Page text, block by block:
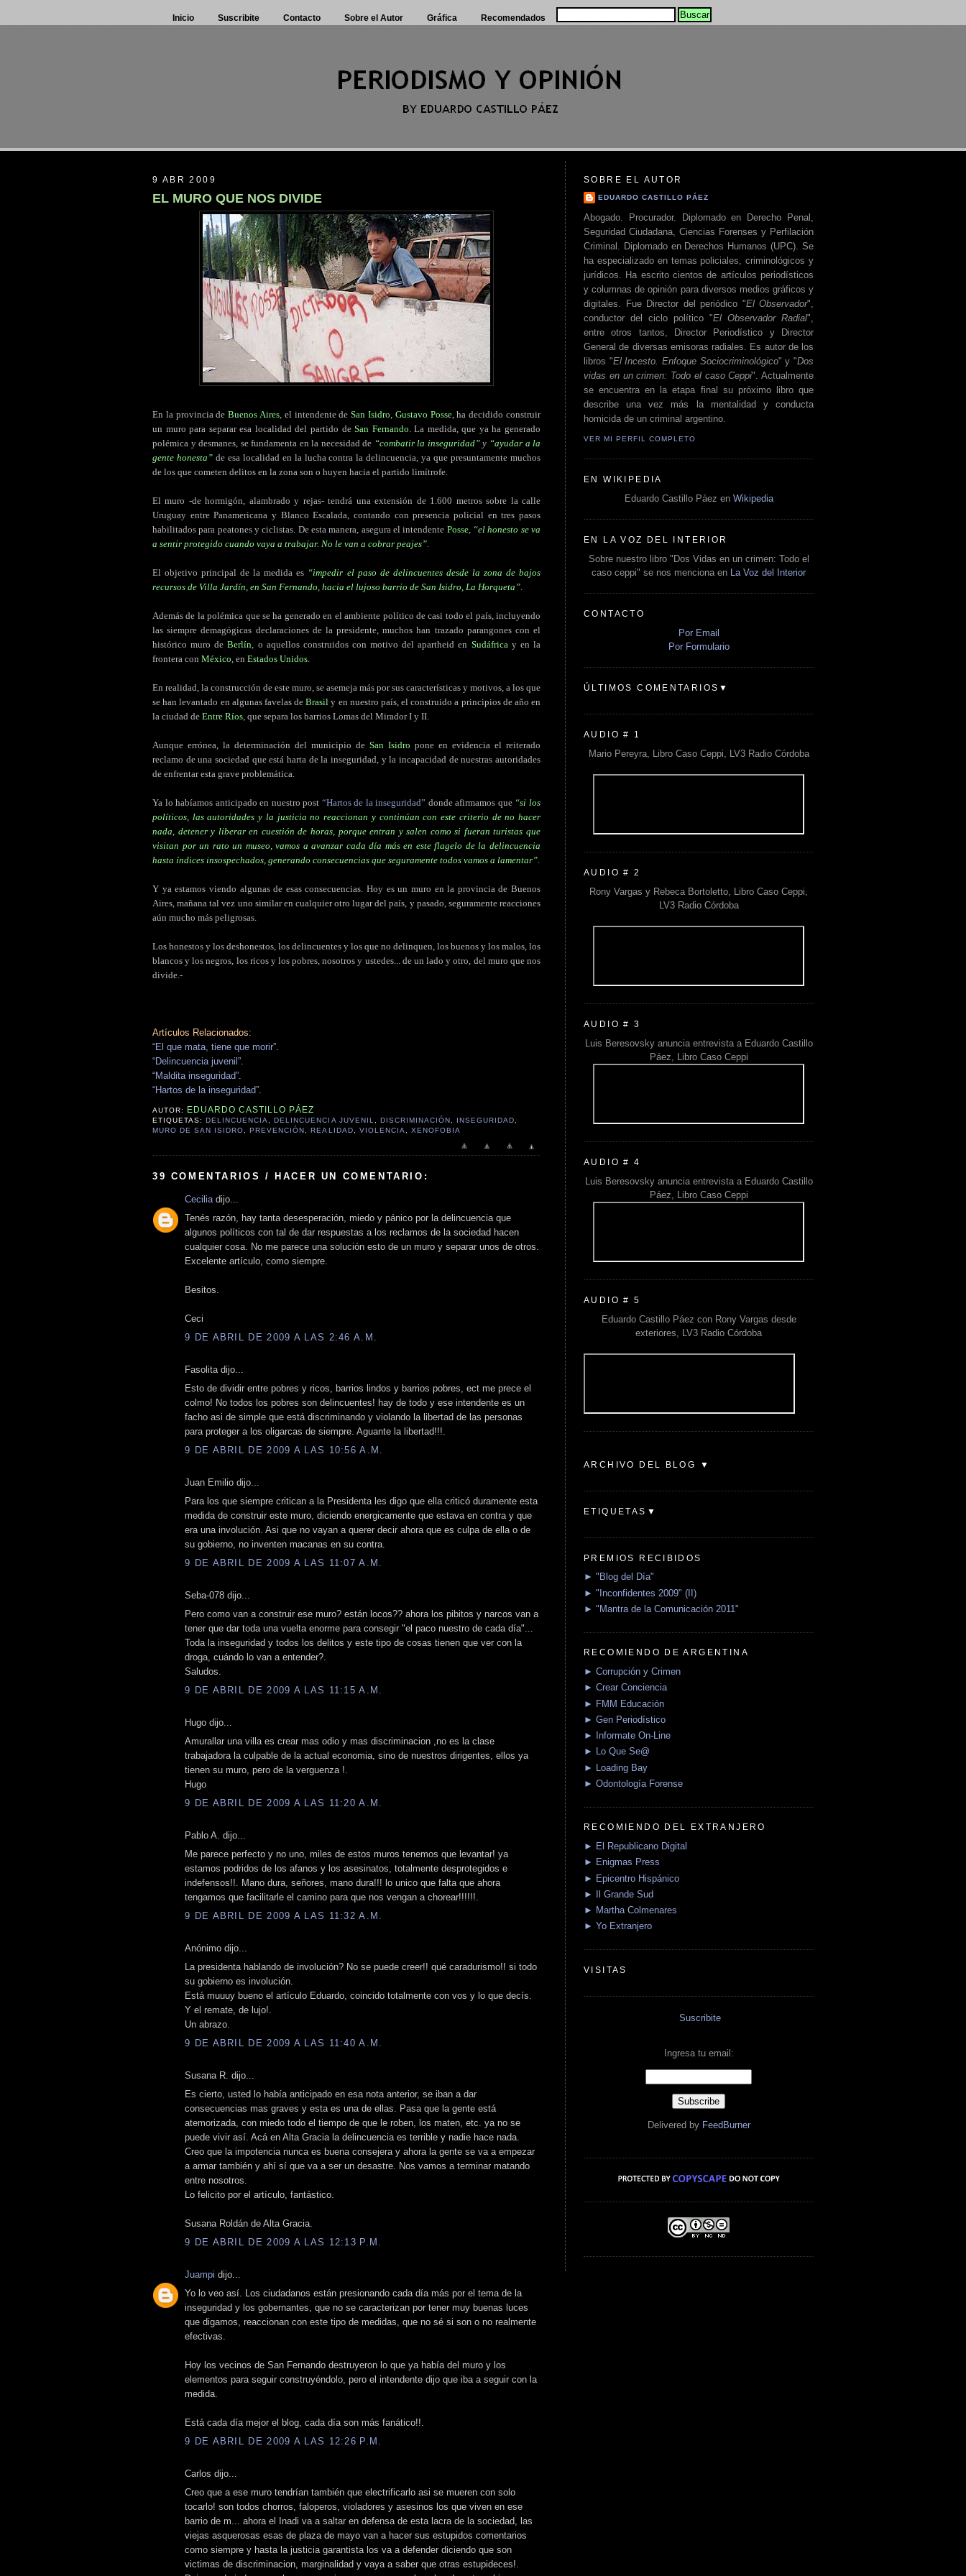
Inicio Suscribite Contacto Sobre el Autor Gráfica Recomendados
9 ABR 2009
EL MURO QUE NOS DIVIDE
En la provincia deBuenos Aires, el intendente deSan Isidro, Gustavo Posse, ha decidido construir
un muro para separar esa localidad del partido deSan Fernando. La medida, que ya ha generado
polémica y desmanes, se fundamenta en la necesidad de “combatir la inseguridad”y “ayudar a la
gente honesta”de esa localidad en la lucha contra la delincuencia, ya que presuntamente muchos
de los que cometen delitos en la zona son o huyen hacia el partido limítrofe.
El muro -de hormigón, alambrado y rejas- tendrá una extensión de 1.600 metros sobre la calle
Uruguay entre Panamericana y Blanco Escalada, contando con presencia policial en tres pasos
habilitados para peatones y ciclistas. De esta manera, asegura el intendente Posse, “el honesto se va
a sentir protegido cuando vaya a trabajar. No le van a cobrar peajes”.
El objetivo principal de la medida es “impedir el paso de delincuentes desde la zona de bajos
recursos de Villa Jardín, en San Fernando, hacia el lujoso barrio de San Isidro, La Horqueta”.
Además de la polémica que se ha generado en el ambiente político de casi todo el país, incluyendo
las siempre demagógicas declaraciones de la presidente, muchos han trazado parangones con el
histórico muro deBerlín, o aquellos construidos con motivo del apartheid en Sudáfricay en la
frontera con México, en Estados Unidos.
En realidad, la construcción de este muro, se asemeja más por sus características y motivos, a los que
se han levantado en algunas favelas deBrasil y en nuestro país, el construido a principios de año en
la ciudad de Entre Ríos, que separa los barrios Lomas del Mirador I y II.
Aunque errónea, la determinación del municipio de San Isidro pone en evidencia el reiterado
reclamo de una sociedad que está harta de la inseguridad, y la incapacidad de nuestras autoridades
de enfrentar esta grave problemática.
Ya lo habíamos anticipado en nuestro post “Hartos de la inseguridad” donde afirmamos que “si los
políticos, las autoridades y la justicia no reaccionan y continúan con este criterio de no hacer
nada, detener y liberar en cuestión de horas, porque entran y salen como si fueran turistas que
visitan por un rato un museo, vamos a avanzar cada día más en este flagelo de la delincuencia
hasta índices insospechados, generando consecuencias que seguramente todos vamos a lamentar”.
Y ya estamos viendo algunas de esas consecuencias. Hoy es un muro en la provincia de Buenos
Aires, mañana tal vez uno similar en cualquier otro lugar del país, y pasado, seguramente reacciones
aún mucho más peligrosas.
Los honestos y los deshonestos, los delincuentes y los que no delinquen, los buenos y los malos, los
blancos y los negros, los ricos y los pobres, nosotros y ustedes... de un lado y otro, del muro que nos
divide.-
Artículos Relacionados:
“El que mata, tiene que morir”.
“Delincuencia juvenil”.
“Maldita inseguridad”.
“Hartos de la inseguridad”.
AUTOR: EDUARDO CASTILLO PÁEZ
ETIQUETAS:DELINCUENCIA ,DELINCUENCIA JUVENIL DISCRIMINACIÓN INSEGURIDAD
MURO DE SAN ISIDRO
,PREVENCIÓN ,REALIDAD VIOLENCIA XENOFOBIA
39 COMENTARIOS / HACER UN COMENTARIO:
Cecilia dijo...
Tenés razón, hay tanta desesperación, miedo y pánico por la delincuencia que
algunos políticos con tal de dar respuestas a los reclamos de la sociedad hacen
cualquier cosa. No me parece una solución esto de un muro y separar unos de otros.
Excelente artículo, como siempre.
Besitos.
Ceci
9 DE ABRIL DE 2009 A LAS 2:46 A.M.
Fasolita dijo...
Esto de dividir entre pobres y ricos, barrios lindos y barrios pobres, ect me prece el
colmo! No todos los pobres son delincuentes! hay de todo y ese intendente es un
facho asi de simple que está discriminando y violando la libertad de las personas
para proteger a los oligarcas de siempre. Aguante la libertad!!!.
9 DE ABRIL DE 2009 A LAS 10:56 A.M.
Juan Emilio dijo...
Para los que siempre critican a la Presidenta les digo que ella criticó duramente esta
medida de construir este muro, diciendo energicamente que estava en contra y que
era una involución. Asi que no vayan a querer decir ahora que es culpa de ella o de
su gobierno, no inventen macanas en su contra.
9 DE ABRIL DE 2009 A LAS 11:07 A.M.
Seba-078 dijo...
Pero como van a construir ese muro? están locos?? ahora los pibitos y narcos van a
tener que dar toda una vuelta enorme para consegir "el paco nuestro de cada día"...
Toda la inseguridad y todos los delitos y este tipo de cosas tienen que ver con la
droga, cuándo lo van a entender?.
Saludos.
9 DE ABRIL DE 2009 A LAS 11:15 A.M.
Hugo dijo...
Amurallar una villa es crear mas odio y mas discriminacion ,no es la clase
trabajadora la culpable de la actual economia, sino de nuestros dirigentes, ellos ya
tienen su muro, pero de la verguenza !.
Hugo
9 DE ABRIL DE 2009 A LAS 11:20 A.M.
Pablo A. dijo...
Me parece perfecto y no uno, miles de estos muros tenemos que levantar! ya
estamos podridos de los afanos y los asesinatos, totalmente desprotegidos e
indefensos!!. Mano dura, señores, mano dura!!! lo unico que falta que ahora
tengamos que facilitarle el camino para que nos vengan a chorear!!!!!!.
9 DE ABRIL DE 2009 A LAS 11:32 A.M.
Anónimo dijo...
La presidenta hablando de involución? No se puede creer!! qué caradurismo!! si todo
su gobierno es involución.
Está muuuy bueno el artículo Eduardo, coincido totalmente con vos y lo que decís.
Y el remate, de lujo!.
Un abrazo.
9 DE ABRIL DE 2009 A LAS 11:40 A.M.
Susana R. dijo...
Es cierto, usted lo había anticipado en esa nota anterior, se iban a dar
consecuencias mas graves y esta es una de ellas. Pasa que la gente está
atemorizada, con miedo todo el tiempo de que le roben, los maten, etc. ya no se
puede vivir así. Acá en Alta Gracia la delincuencia es terrible y nadie hace nada.
Creo que la impotencia nunca es buena consejera y ahora la gente se va a empezar
a armar también y ahí sí que va a ser un desastre. Nos vamos a terminar matando
entre nosotros.
Lo felicito por el artículo, fantástico.
Susana Roldán de Alta Gracia.
9 DE ABRIL DE 2009 A LAS 12:13 P.M.
Juampi dijo...
Yo lo veo así. Los ciudadanos están presionando cada día más por el tema de la
inseguridad y los gobernantes, que no se caracterizan por tener muy buenas luces
que digamos, reaccionan con este tipo de medidas, que no sé si son o no realmente
efectivas.
Hoy los vecinos de San Fernando destruyeron lo que ya había del muro y los
elementos para seguir construyéndolo, pero el intendente dijo que iba a seguir con la
medida.
Está cada día mejor el blog, cada día son más fanático!!.
9 DE ABRIL DE 2009 A LAS 12:26 P.M.
Carlos dijo...
Creo que a ese muro tendrían también que electrificarlo asi se mueren con solo
tocarlo! son todos chorros, faloperos, violadores y asesinos los que viven en ese
barrio de m... ahora el Inadi va a saltar en defensa de esta lacra de la sociedad, las
viejas asquerosas esas de plaza de mayo van a hacer sus estupidos comentarios
como siempre y hasta la justicia garantista los va a defender diciendo que son
victimas de discriminacion, marginalidad y vaya a saber que otras estupideces!.
SOBRE EL AUTOR
EDUARDO CASTILLO PÁEZ
Abogado. Procurador. Diplomado en Derecho Penal,
Seguridad Ciudadana, Ciencias Forenses y Perfilación
Criminal. Diplomado en Derechos Humanos (UPC). Se
ha especializado en temas policiales, criminológicos y
jurídicos. Ha escrito cientos de artículos periodísticos
y columnas de opinión para diversos medios gráficos y
digitales. Fue Director del periódico "El Observador",
conductor del ciclo político "El Observador Radial",
entre otros tantos, Director Periodístico y Director
General de diversas emisoras radiales. Es autor de los
libros "El Incesto. Enfoque Sociocriminológico" y "Dos
vidas en un crimen: Todo el caso Ceppi". Actualmente
se encuentra en la etapa final su próximo libro que
describe una vez más la mentalidad y conducta
homicida de un criminal argentino.
VER MI PERFIL COMPLETO
EN WIKIPEDIA
Eduardo Castillo Páez en Wikipedia
EN LA VOZ DEL INTERIOR
Sobre nuestro libro "Dos Vidas en un crimen: Todo el
caso ceppi" se nos menciona en
La Voz del Interior
CONTACTO
Por Email
Por Formulario
ÚLTIMOS COMENTARIOS▼
AUDIO # 1
Mario Pereyra, Libro Caso Ceppi, LV3 Radio Córdoba
AUDIO # 2
Rony Vargas y Rebeca Bortoletto, Libro Caso Ceppi,
LV3 Radio Córdoba
AUDIO # 3
Luis Beresovsky anuncia entrevista a Eduardo Castillo
Páez, Libro Caso Ceppi
AUDIO # 4
Luis Beresovsky anuncia entrevista a Eduardo Castillo
Páez, Libro Caso Ceppi
AUDIO # 5
Eduardo Castillo Páez con Rony Vargas desde
exteriores, LV3 Radio Córdoba
ARCHIVO DEL BLOG ▼
ETIQUETAS▼
PREMIOS RECIBIDOS
► "Blog del Día"
► "Inconfidentes 2009" (II)
► "Mantra de la Comunicación 2011"
RECOMIENDO DE ARGENTINA
► Corrupción y Crimen
► Crear Conciencia
► FMM Educación
► Gen Periodístico
► Informate On-Line
► Lo Que Se@
► Loading Bay
► Odontología Forense
RECOMIENDO DEL EXTRANJERO
► El Republicano Digital
► Enigmas Press
► Epicentro Hispánico
► Il Grande Sud
► Martha Colmenares
► Yo Extranjero
VISITAS
Suscribite
Ingresa tu email:
Delivered by FeedBurner